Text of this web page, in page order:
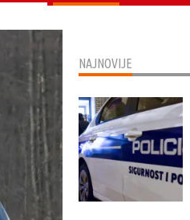
NAJNOVIJE